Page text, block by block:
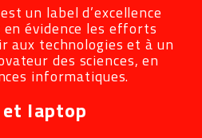
un label d’excellence
évidence les efforts
aux technologies et à un
des sciences, en
informatiques.
laptop